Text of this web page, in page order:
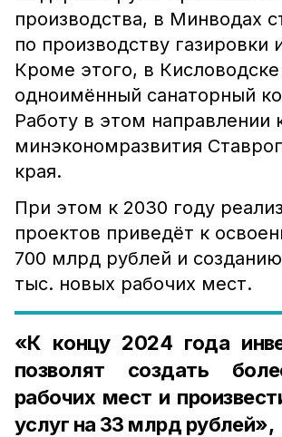
производства, в Минводах
по производству газировки
Кроме этого, в Кисловодске
одноимённый санаторный
Работу в этом направлении
минэкономразвития
края.
При этом к 2030 году
проектов приведёт к
700 млрд рублей и
тыс. новых рабочих мест.
«К концу 2024 года
позволят создать
рабочих мест и
услуг на 33 млрд рублей»,